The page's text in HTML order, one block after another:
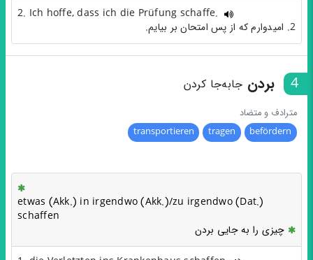
2. Ich hoffe, dass ich die Prüfung schaffe.
2. امیدوارم که از پس امتحان بر بیایم.
4 بردن جابه‌جا کردن
مترادف و متضاد
befördern
tragen
transportieren
etwas (Akk.) in irgendwo (Akk.)/zu irgendwo (Dat.)
schaffen
چیزی را به جایی بردن